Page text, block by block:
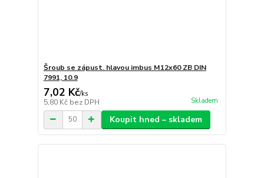
Šroub se zápust. hlavou imbus M12x60 ZB DIN
7991, 10.9
7,02 Kč/ks
5,80 Kč bez DPH Skladem
Koupit hned – skladem